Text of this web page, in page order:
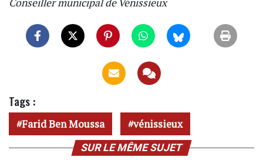
Conseiller municipal de Vénissieux
Tags :
Farid Ben Moussa vénissieux
SUR LE MÊME SUJET